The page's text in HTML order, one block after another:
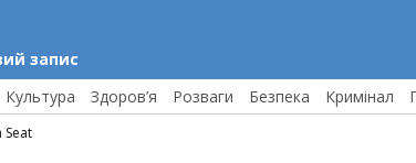
запис
Культура Здоров’я Розваги Безпека Кримінал
Seat